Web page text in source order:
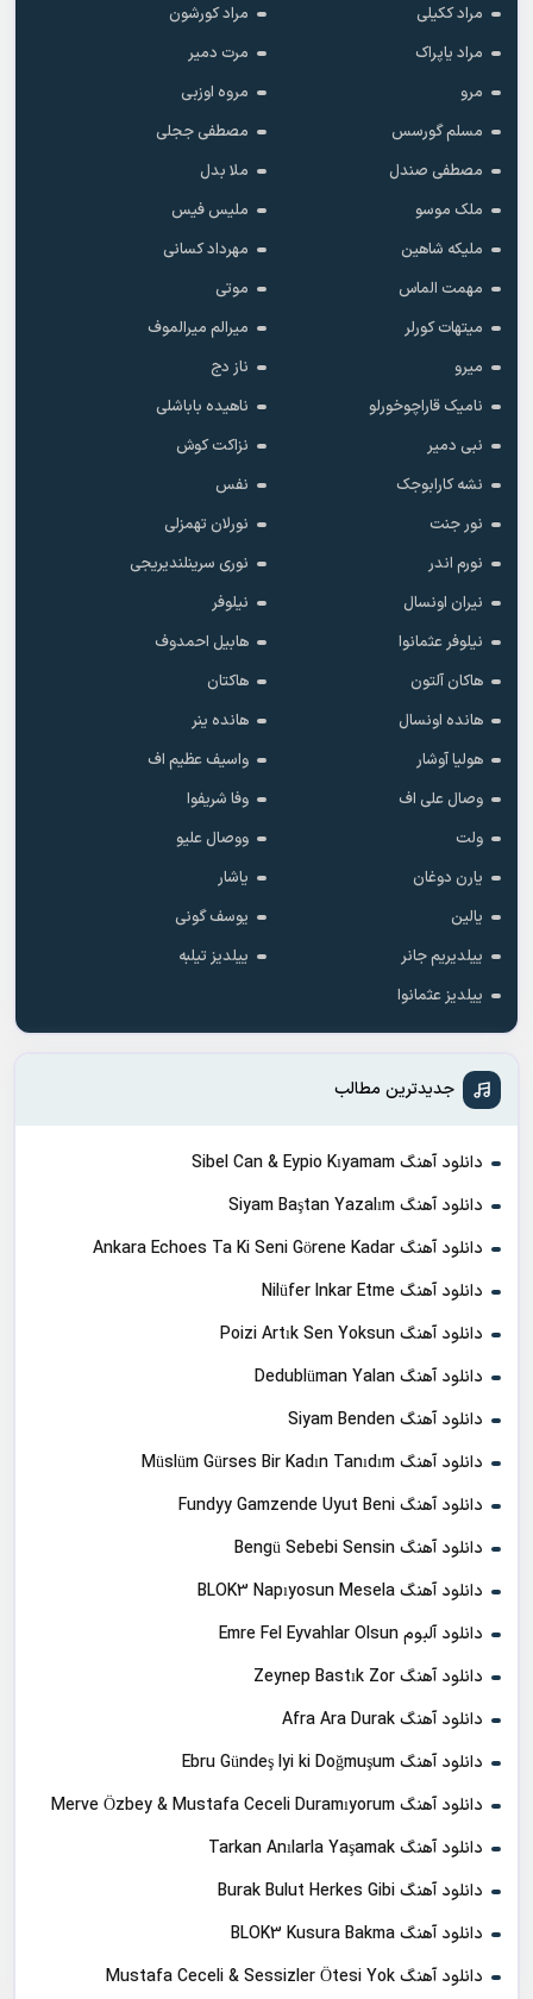
مراد ککیلی
مراد کورشون
مراد یاپراک
مرت دمیر
مرو
مروه اوزبی
مسلم گورسس
مصطفی ججلی
مصطفی صندل
ملا بدل
ملک موسو
ملیس فیس
ملیکه شاهین
مهرداد کسانی
مهمت الماس
موتی
میتهات کورلر
میرالم میرالموف
میرو
ناز دج
نامیک قاراچوخورلو
ناهیده باباشلی
نبی دمیر
نزاکت کوش
نشه کارابوجک
نفس
نور جنت
نورلان تهمزلی
نورم اندر
نوری سرینلندیریجی
نیران اونسال
نیلوفر
نیلوفر عثمانوا
هابیل احمدوف
هاکان آلتون
هاکتان
هانده اونسال
هانده ینر
هولیا آوشار
واسیف عظیم اف
وصال علی اف
وفا شریفوا
ولت
ووصال علیو
یارن دوغان
یاشار
یالین
یوسف گونی
ییلدیریم جانر
ییلدیز تیلبه
ییلدیز عثمانوا
جدیدترین مطالب
دانلود آهنگ Sibel Can & Eypio Kıyamam
دانلود آهنگ Siyam Baştan Yazalım
دانلود آهنگ Ankara Echoes Ta Ki Seni Görene Kadar
دانلود آهنگ Nilüfer Inkar Etme
دانلود آهنگ Poizi Artık Sen Yoksun
دانلود آهنگ Dedublüman Yalan
دانلود آهنگ Siyam Benden
دانلود آهنگ Müslüm Gürses Bir Kadın Tanıdım
دانلود آهنگ Fundyy Gamzende Uyut Beni
دانلود آهنگ Bengü Sebebi Sensin
دانلود آهنگ BLOK3 Napıyosun Mesela
دانلود آلبوم Emre Fel Eyvahlar Olsun
دانلود آهنگ Zeynep Bastık Zor
دانلود آهنگ Afra Ara Durak
دانلود آهنگ Ebru Gündeş Iyi ki Doğmuşum
دانلود آهنگ Merve Özbey & Mustafa Ceceli Duramıyorum
دانلود آهنگ Tarkan Anılarla Yaşamak
دانلود آهنگ Burak Bulut Herkes Gibi
دانلود آهنگ BLOK3 Kusura Bakma
دانلود آهنگ Mustafa Ceceli & Sessizler Ötesi Yok